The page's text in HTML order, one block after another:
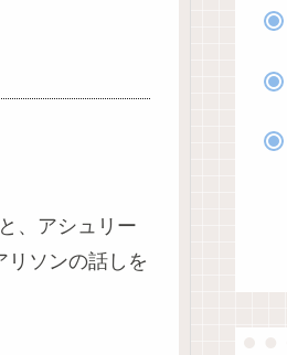
、アシュリー
リソンの話しを